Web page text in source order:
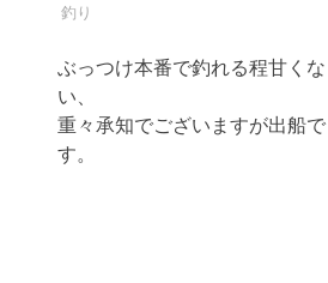
釣り
ぶっつけ本番で釣れる程甘くな
い、
重々承知でございますが出船で
す。